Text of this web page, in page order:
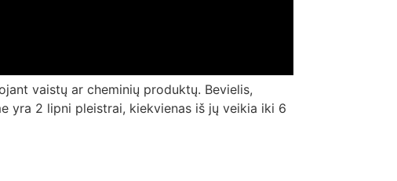
vaistų ar cheminių produktų. Bevielis,
yra 2 lipni pleistrai, kiekvienas iš jų veikia iki 6